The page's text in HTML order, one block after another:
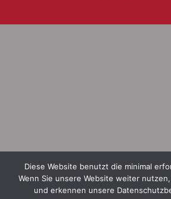
Diese Website benutzt die minimal
Wenn Sie unsere Website weiter
und erkennen unsere